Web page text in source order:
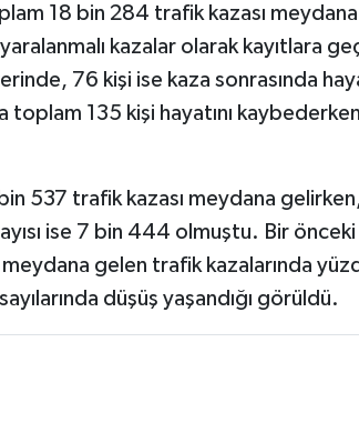
18 bin 284 trafik kazası
kazalar olarak kayıtlara
76 kişi ise kaza sonrasında
toplam 135 kişi hayatını
537 trafik kazası meydana
ise 7 bin 444 olmuştu. Bir önceki
meydana gelen trafik kazalarında
düşüş yaşandığı görüldü.